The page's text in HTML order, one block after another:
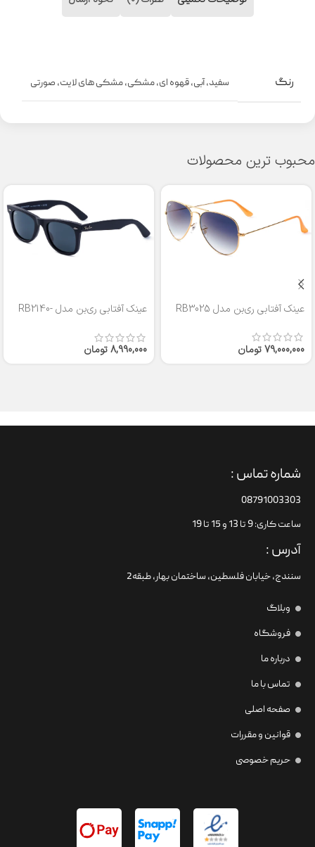
رنگ سفید,آبی,قهوه ای,مشکی,مشکی های لایت, صورتی
محبوب ترین محصولات
عینک آفتابی ری‌بن مدل RB3025
79,000,000تومان
عینک آفتابی ری‌بن مدل RB2140-
8,990,000تومان
شماره تماس :
08791003303
ساعت کاری: 9 تا 13 و 15 تا 19
آدرس :
سنندج، خیابان فلسطین،‌ ساختمان بهار، طبقه2
وبلاگ
فروشگاه
درباره ما
تماس با ما
صفحه اصلی
قوانین و مقررات
حریم خصوصی